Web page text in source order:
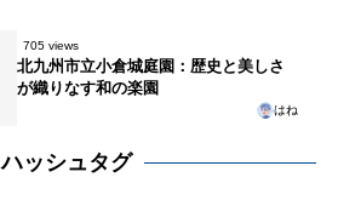
705 views
北九州市立小倉城庭園：歴史と美しさ
が織りなす和の楽園
はね
ハッシュタグ